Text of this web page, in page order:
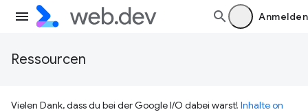
Anmelden
Ressourcen
Vielen Dank, dass du bei der Google I/O dabei warst! Inhalte on